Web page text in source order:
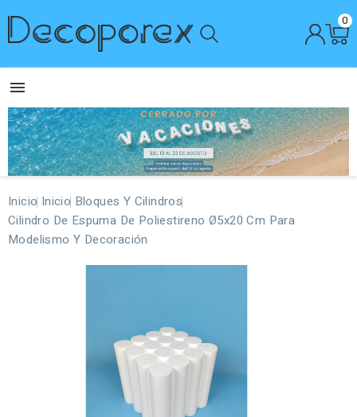
0

Inicio Inicio Bloques Y Cilindros
Cilindro De Espuma De Poliestireno Ø5x20 Cm Para
Modelismo Y Decoración